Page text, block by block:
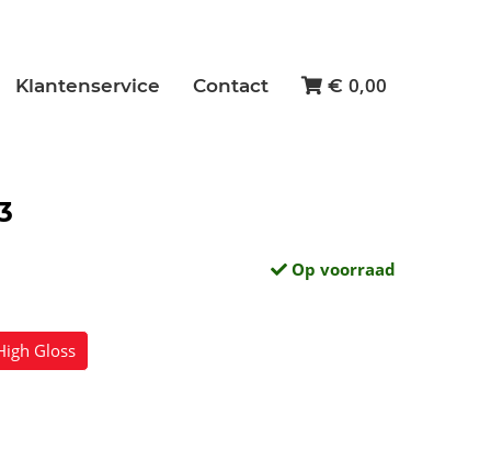
Klantenservice Contact € 0,00
Op voorraad
Gloss